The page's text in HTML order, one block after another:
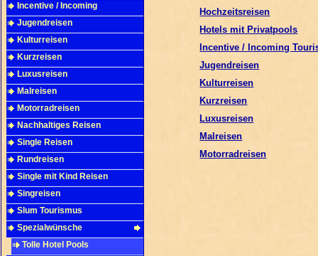
Incentive / Incoming
Jugendreisen
Kulturreisen
Kurzreisen
Luxusreisen
Malreisen
Motorradreisen
Nachhaltiges Reisen
Single Reisen
Rundreisen
Single mit Kind Reisen
Singreisen
Slum Tourismus
Spezialwünsche
Tolle Hotel Pools
Hochzeitsreisen
Hotels mit Privatpools
Incentive / Incoming
Jugendreisen
Kulturreisen
Kurzreisen
Luxusreisen
Malreisen
Motorradreisen